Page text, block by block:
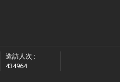
造訪人次 :
434964